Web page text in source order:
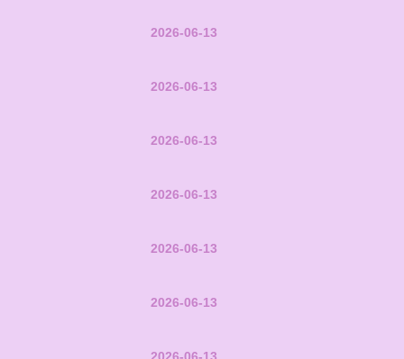
2026-06-13
2026-06-13
2026-06-13
2026-06-13
2026-06-13
2026-06-13